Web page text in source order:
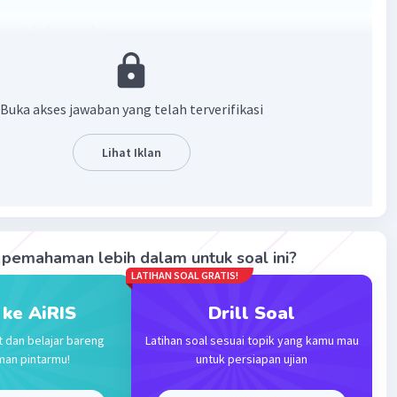
frekuensi sebelum kelas modus
frekuensi setelah kelas modus
Balas
2023 06:12
Buka akses jawaban yang telah terverifikasi
Lihat Iklan
lebih dalam untuk soal ini?
AiRIS
dan belajar bareng
pintarmu!
LATIHAN SOAL GRATIS!
Drill Soal
Latihan soal sesuai topik yang kamu mau
untuk persiapan ujian